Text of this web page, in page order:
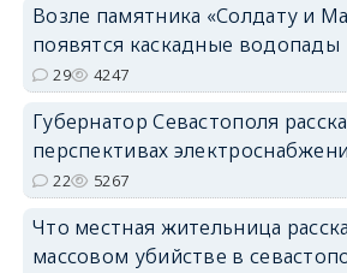
Возле памятника «Солдату и
появятся каскадные водопады
29 4247
Губернатор Севастополя
перспективах
22 5267
Что местная жительница
массовом убийстве в